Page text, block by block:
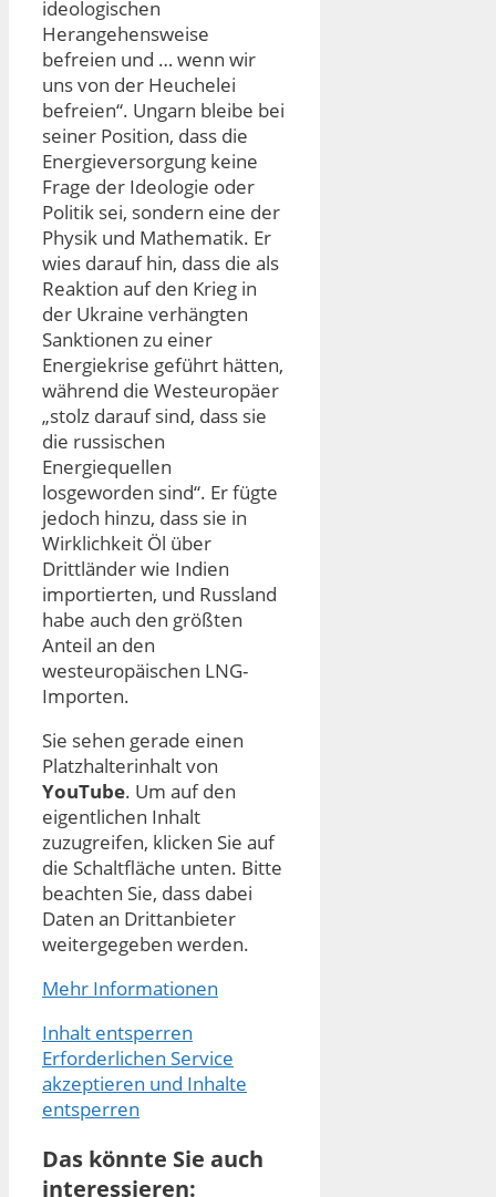
ideologischen
Herangehensweise
befreien und … wenn wir
uns von der Heuchelei
befreien“. Ungarn bleibe bei
seiner Position, dass die
Energieversorgung keine
Frage der Ideologie oder
Politik sei, sondern eine der
Physik und Mathematik. Er
wies darauf hin, dass die als
Reaktion auf den Krieg in
der Ukraine verhängten
Sanktionen zu einer
Energiekrise geführt hätten,
während die Westeuropäer
„stolz darauf sind, dass sie
die russischen
Energiequellen
losgeworden sind“. Er fügte
jedoch hinzu, dass sie in
Wirklichkeit Öl über
Drittländer wie Indien
importierten, und Russland
habe auch den größten
Anteil an den
westeuropäischen LNG-
Importen.
Sie sehen gerade einen
Platzhalterinhalt von
YouTube. Um auf den
eigentlichen Inhalt
zuzugreifen, klicken Sie auf
die Schaltfläche unten. Bitte
beachten Sie, dass dabei
Daten an Drittanbieter
weitergegeben werden.
Mehr Informationen
Inhalt entsperren
Erforderlichen Service
akzeptieren und Inhalte
entsperren
Das könnte Sie auch
interessieren: